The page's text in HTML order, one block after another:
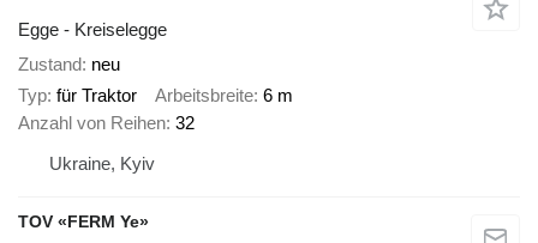
Egge - Kreiselegge
Zustand neu
Typ für Traktor Arbeitsbreite 6 m
Anzahl von Reihen 32
Ukraine, Kyiv
TOV «FERM Ye»